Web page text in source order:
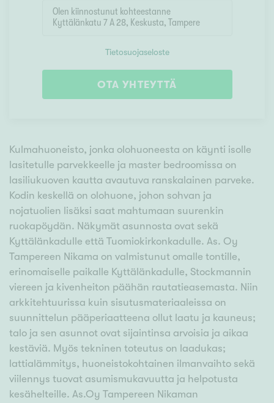
Tietosuojaseloste
OTA YHTEYTTÄ
Kulmahuoneisto, jonka olohuoneesta on käynti isolle
lasitetulle parvekkeelle ja master bedroomissa on
lasiliukuoven kautta avautuva ranskalainen parveke.
Kodin keskellä on olohuone, johon sohvan ja
nojatuolien lisäksi saat mahtumaan suurenkin
ruokapöydän. Näkymät asunnosta ovat sekä
Kyttälänkadulle että Tuomiokirkonkadulle. As. Oy
Tampereen Nikama on valmistunut omalle tontille,
erinomaiselle paikalle Kyttälänkadulle, Stockmannin
viereen ja kivenheiton päähän rautatieasemasta. Niin
arkkitehtuurissa kuin sisutusmateriaaleissa on
suunnittelun pääperiaatteena ollut laatu ja kauneus;
talo ja sen asunnot ovat sijaintinsa arvoisia ja aikaa
kestäviä. Myös tekninen toteutus on laadukas;
lattialämmitys, huoneistokohtainen ilmanvaihto sekä
viilennys tuovat asumismukavuutta ja helpotusta
kesähelteille. As.Oy Tampereen Nikaman